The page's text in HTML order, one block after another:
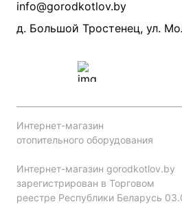
Прайс по монтажу систем
Проект систем отопления
info@gorodkotlov.by
д. Большой Тростенец, ул.
Интернет-магазин
отопительного оборудования
Интернет-магазин gorodkotlov.by
зарегистрирован в Торговом
реестре Республики Беларусь